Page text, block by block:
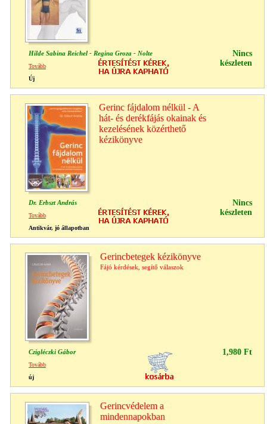
Hilde Sabina Reichel - Regina Groza - Nolte
Nincs
készleten
Tovább
Új
Gerinc fájdalom nélkül - A
hát- és derékfájás okainak és
kezelésének közérthető
kézikönyve
Dr. Erbszt András
Nincs
készleten
Tovább
Antikvár, jó állapotban
Gerincbetegek kézikönyve
Fájó kérdések, segítő válaszok
Czigléczki Gábor 1,980 Ft
Tovább
új
Gerincvédelem a
mindennapokban